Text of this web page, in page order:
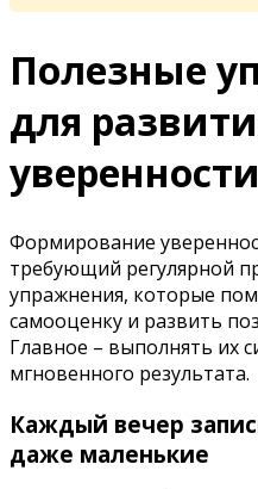
Полезные
для
уверенности
Формирование
требующий регулярной
упражнения, которые
самооценку и развить
Главное – выполнять их
мгновенного результата.
Каждый вечер
даже маленькие